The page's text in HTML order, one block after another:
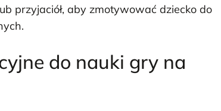
przyjaciół, aby zmotywować dziecko do
do nauki gry na